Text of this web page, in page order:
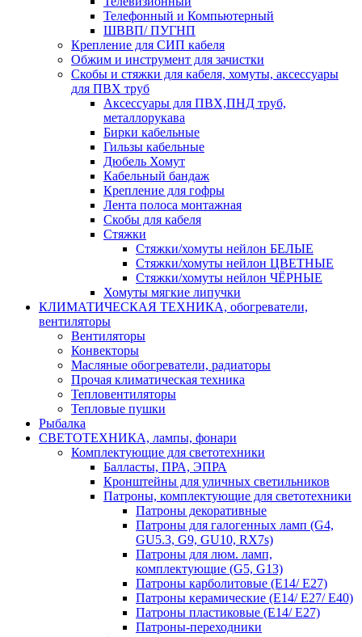
Телефонный и Компьютерный
ШВВП/ ПУГНП
Крепление для СИП кабеля
Обжим и инструмент для зачистки
Скобы и стяжки для кабеля, хомуты, аксессуары
для ПВХ труб
Аксессуары для ПВХ,ПНД труб,
металлорукава
Бирки кабельные
Гильзы кабельные
Дюбель Хомут
Кабельный бандаж
Крепление для гофры
Лента полоса монтажная
Скобы для кабеля
Стяжки
Стяжки/хомуты нейлон БЕЛЫЕ
Стяжки/хомуты нейлон ЦВЕТНЫЕ
Стяжки/хомуты нейлон ЧЁРНЫЕ
Хомуты мягкие липучки
КЛИМАТИЧЕСКАЯ ТЕХНИКА, обогреватели,
вентиляторы
Вентиляторы
Конвекторы
Масляные обогреватели, радиаторы
Прочая климатическая техника
Тепловентиляторы
Тепловые пушки
Рыбалка
СВЕТОТЕХНИКА, лампы, фонари
Комплектующие для светотехники
Балласты, ПРА, ЭПРА
Кронштейны для уличных светильников
Патроны, комплектующие для светотехники
Патроны декоративные
Патроны для галогенных ламп (G4,
GU5.3, G9, GU10, RX7s)
Патроны для люм. ламп,
комплектующие (G5, G13)
Патроны карболитовые (E14/ E27)
Патроны керамические (E14/ E27/ E40)
Патроны пластиковые (E14/ E27)
Патроны-переходники